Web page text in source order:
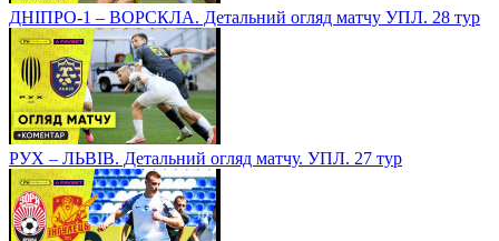
ДНІПРО-1 – ВОРСКЛА. Детальний огляд матчу УПЛ. 28 тур
РУХ – ЛЬВІВ. Детальний огляд матчу. УПЛ. 27 тур